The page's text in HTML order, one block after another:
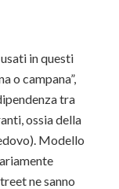
in questi
o campana”,
tra
ossia della
Modello
ne sanno